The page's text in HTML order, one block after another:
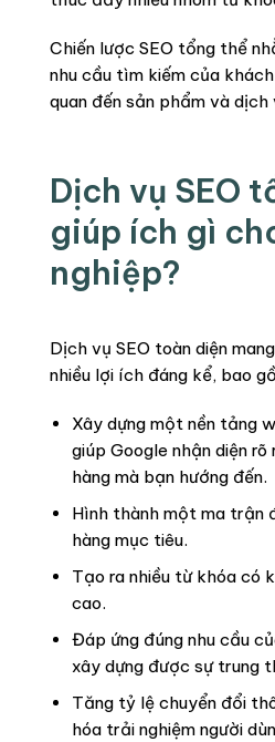
Chiến lược SEO tổng thể
nhu cầu tìm kiếm của
quan đến sản phẩm và dịch
Dịch vụ SEO
giúp ích gì
nghiệp?
Dịch vụ SEO toàn diện
nhiều lợi ích đáng kể, bao
Xây dựng một nền tảng
giúp Google nhận diện rõ
hàng mà bạn hướng đến.
Hình thành một ma trận
hàng mục tiêu.
Tạo ra nhiều từ khóa có
cao.
Đáp ứng đúng nhu cầu
xây dựng được sự trung
Tăng tỷ lệ chuyển đổi
hóa trải nghiệm người